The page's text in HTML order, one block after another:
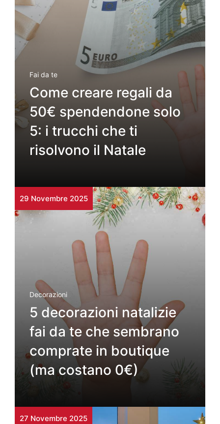
Fai da te
Come creare regali da
50€ spendendone solo
5: i trucchi che ti
risolvono il Natale
29 Novembre 2025
Decorazioni
5 decorazioni natalizie
fai da te che sembrano
comprate in boutique
(ma costano 0€)
27 Novembre 2025